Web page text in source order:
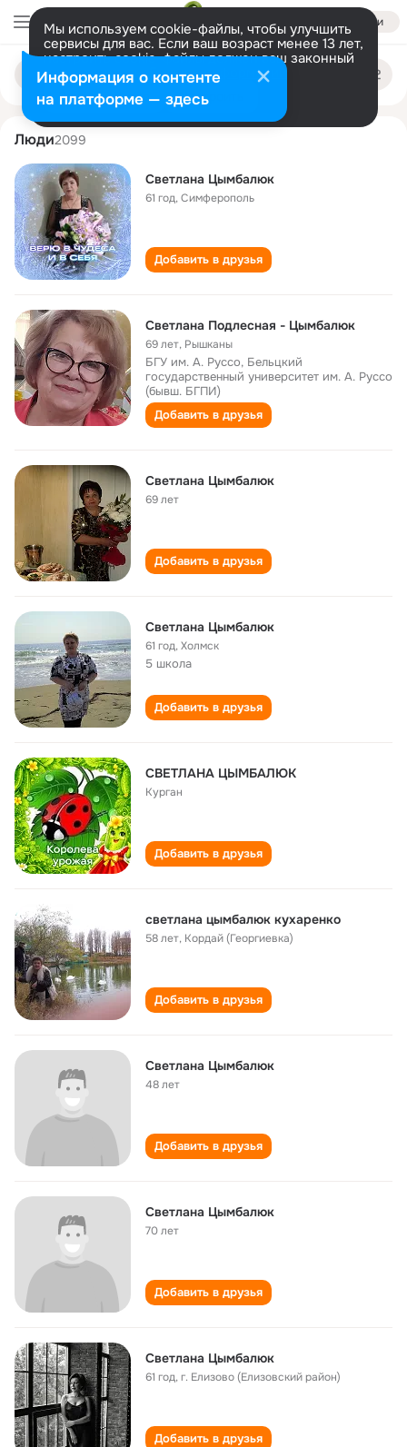
Войти
Мы используем cookie-файлы, чтобы улучшить
сервисы для вас. Если ваш возраст менее 13 лет,
настроить cookie-файлы должен ваш законный
представитель. Больше информации
Разрешить все Настроить
Поиск
людям
svetlana tsymbalyuk
Люди2099
Светлана Цымбалюк
61 год,Симферополь
Добавить в друзья
Светлана Подлесная - Цымбалюк
69 лет, Рышканы
БГУ им. А. Руссо, Бельцкий
государственный университет им. А. Руссо
(бывш. БГПИ)
Добавить в друзья
Светлана Цымбалюк
69 лет
Добавить в друзья
Светлана Цымбалюк
61 год,Холмск
5 школа
Добавить в друзья
СВЕТЛАНА ЦЫМБАЛЮК
Курган
Добавить в друзья
светлана цымбалюк кухаренко
58 лет, Кордай (Георгиевка)
Добавить в друзья
Светлана Цымбалюк
48 лет
Добавить в друзья
Светлана Цымбалюк
70 лет
Добавить в друзья
Светлана Цымбалюк
61 год,г. Елизово (Елизовский район)
Добавить в друзья
Информация о контенте
на платформе — здесь